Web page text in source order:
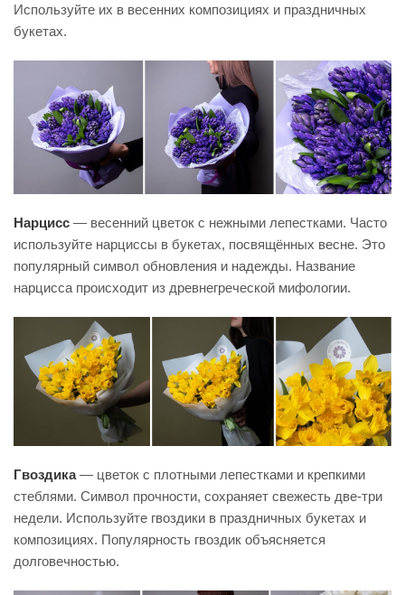
Используйте их в весенних композициях и праздничных
букетах.
Нарцисс — весенний цветок с нежными лепестками. Часто
используйте нарциссы в букетах, посвящённых весне. Это
популярный символ обновления и надежды. Название
нарцисса происходит из древнегреческой мифологии.
Гвоздика— цветок с плотными лепестками и крепкими
стеблями. Символ прочности, сохраняет свежесть две-три
недели. Используйте гвоздики в праздничных букетах и
композициях. Популярность гвоздик объясняется
долговечностью.